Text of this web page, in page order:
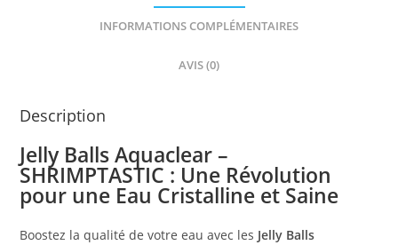
INFORMATIONS COMPLÉMENTAIRES
AVIS (0)
Description
Jelly Balls Aquaclear –
SHRIMPTASTIC : Une Révolution
pour une Eau Cristalline et Saine
Boostez la qualité de votre eau avec les Jelly Balls